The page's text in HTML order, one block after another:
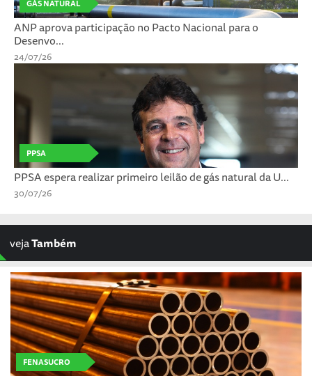
GÁS NATURAL
ANP aprova participação no Pacto Nacional para o
Desenvo...
24/07/26
PPSA
PPSA espera realizar primeiro leilão de gás natural da U...
30/07/26
vejaTambém
FENASUCRO